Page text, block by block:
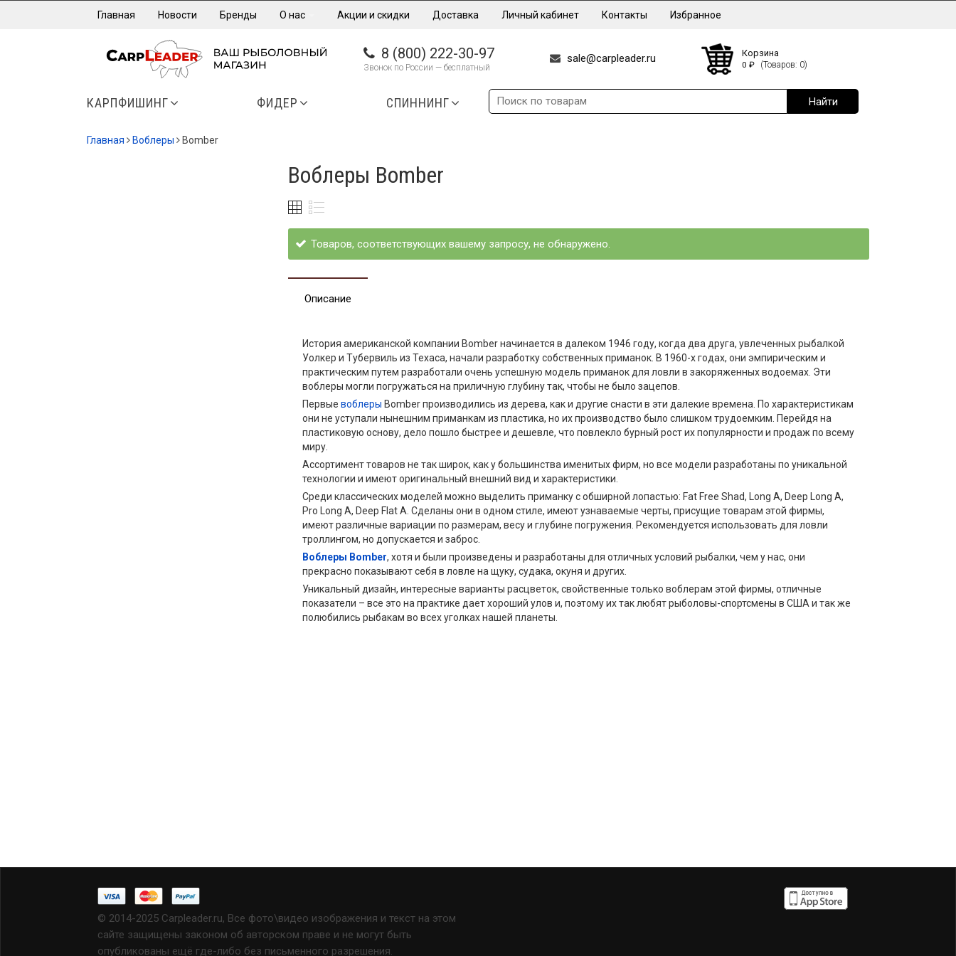
Главная Новости Бренды О нас Акции и скидки Доставка Личный кабинет Контакты Избранное
8 (800) 222-30-97
Звонок по России — бесплатный
sale@carpleader.ru Корзина
0 ₽ (Товаров: 0)
КАРПФИШИНГ ФИДЕР СПИННИНГ
Главная Воблеры Bomber
Воблеры Bomber
Товаров, соответствующих вашему запросу, не обнаружено.
Описание
История американской компании Bomber начинается в далеком 1946 году, когда два друга, увлеченных рыбалкой
Уолкер и Тубервиль из Техаса, начали разработку собственных приманок. В 1960-х годах, они эмпирическим и
практическим путем разработали очень успешную модель приманок для ловли в закоряженных водоемах. Эти
воблеры могли погружаться на приличную глубину так, чтобы не было зацепов.
Первые воблеры Bomber производились из дерева, как и другие снасти в эти далекие времена. По характеристикам
они не уступали нынешним приманкам из пластика, но их производство было слишком трудоемким. Перейдя на
пластиковую основу, дело пошло быстрее и дешевле, что повлекло бурный рост их популярности и продаж по всему
миру.
Ассортимент товаров не так широк, как у большинства именитых фирм, но все модели разработаны по уникальной
технологии и имеют оригинальный внешний вид и характеристики.
Среди классических моделей можно выделить приманку с обширной лопастью: Fat Free Shad, Long A, Deep Long A,
Pro Long A, Deep Flat A. Сделаны они в одном стиле, имеют узнаваемые черты, присущие товарам этой фирмы,
имеют различные вариации по размерам, весу и глубине погружения. Рекомендуется использовать для ловли
троллингом, но допускается и заброс.
Воблеры Bomber, хотя и были произведены и разработаны для отличных условий рыбалки, чем у нас, они
прекрасно показывают себя в ловле на щуку, судака, окуня и других.
Уникальный дизайн, интересные варианты расцветок, свойственные только воблерам этой фирмы, отличные
показатели – все это на практике дает хороший улов и, поэтому их так любят рыболовы-спортсмены в США и так же
полюбились рыбакам во всех уголках нашей планеты.
© 2014-2025 Carpleader.ru, Все фото\видео изображения и текст на этом
сайте защищены законом об авторском праве и не могут быть
опубликованы ещё где-либо без письменного разрешения.